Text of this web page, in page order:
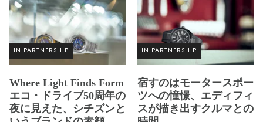
IN PARTNERSHIP
Where Light Finds Form
エコ・ドライブ50周年の
夜に見えた、シチズンと
IN PARTNERSHIP
宿すのはモータースポー
ツへの憧憬、エディフィ
スが描き出すクルマとの